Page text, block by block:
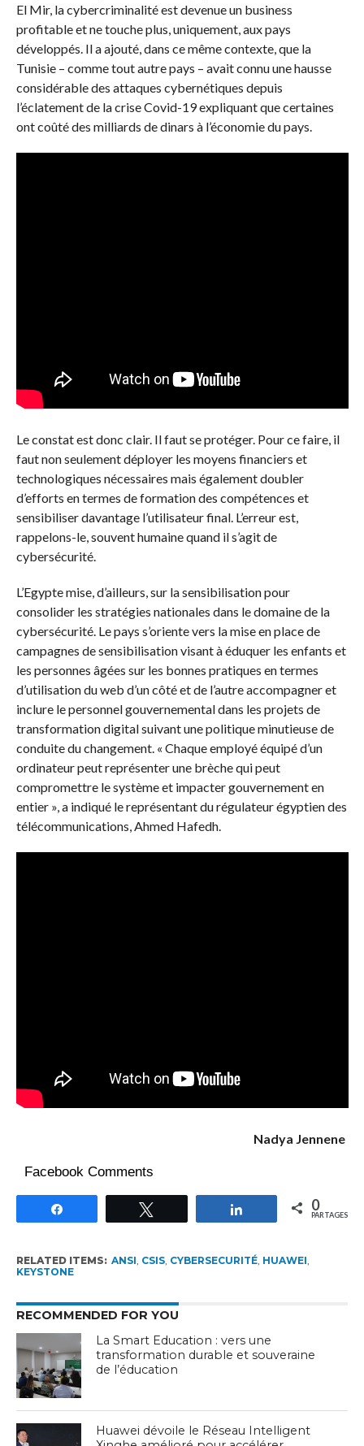
El Mir, la cybercriminalité est devenue un business
profitable et ne touche plus, uniquement, aux pays
développés. Il a ajouté, dans ce même contexte, que la
Tunisie – comme tout autre pays – avait connu une hausse
considérable des attaques cybernétiques depuis
l’éclatement de la crise Covid-19 expliquant que certaines
ont coûté des milliards de dinars à l’économie du pays.
Le constat est donc clair. Il faut se protéger. Pour ce faire, il
faut non seulement déployer les moyens financiers et
technologiques nécessaires mais également doubler
d’efforts en termes de formation des compétences et
sensibiliser davantage l’utilisateur final. L’erreur est,
rappelons-le, souvent humaine quand il s’agit de
cybersécurité.
L’Egypte mise, d’ailleurs, sur la sensibilisation pour
consolider les stratégies nationales dans le domaine de la
cybersécurité. Le pays s’oriente vers la mise en place de
campagnes de sensibilisation visant à éduquer les enfants et
les personnes âgées sur les bonnes pratiques en termes
d’utilisation du web d’un côté et de l’autre accompagner et
inclure le personnel gouvernemental dans les projets de
transformation digital suivant une politique minutieuse de
conduite du changement. « Chaque employé équipé d’un
ordinateur peut représenter une brèche qui peut
compromettre le système et impacter gouvernement en
entier », a indiqué le représentant du régulateur égyptien des
télécommunications, Ahmed Hafedh.
Nadya Jennene
Facebook Comments
Partagez 0
PARTAGES
RELATED ITEMS: ANSI CSIS, CYBERSECURITÉ, HUAWEI
KEYSTONE
RECOMMENDED FOR YOU
La Smart Education : vers une
transformation durable et souveraine
de l’éducation
Huawei dévoile le Réseau Intelligent